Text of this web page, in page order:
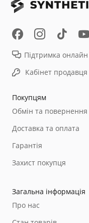
Покупцям
Обмін та повернення
Доставка та оплата
Гарантія
Захист покупця
Загальна інформація
Про нас
Підтримка онлайн
Кабінет продавця